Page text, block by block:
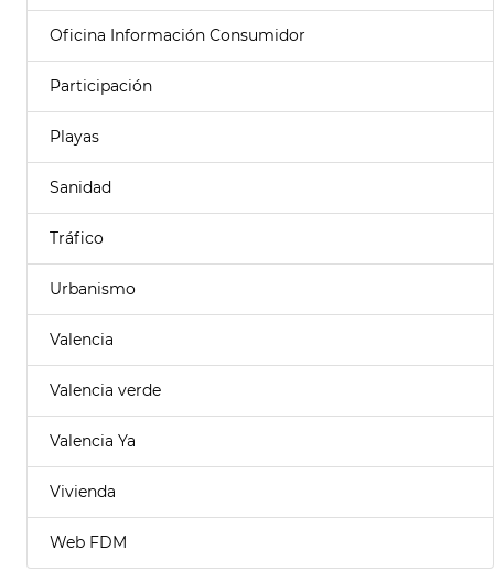
Oficina Información Consumidor
Participación
Playas
Sanidad
Tráfico
Urbanismo
Valencia
Valencia verde
Valencia Ya
Vivienda
Web FDM